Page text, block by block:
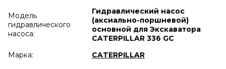
Модель
гидравлического
насоса:
Гидравлический насос
(аксиально-поршневой)
основной для Экскаватора
CATERPILLAR 336 GC
Марка:
CATERPILLAR